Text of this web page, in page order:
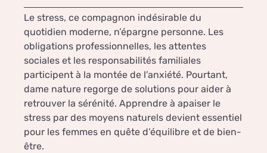
Le stress, ce compagnon indésirable du
quotidien moderne, n’épargne personne. Les
obligations professionnelles, les attentes
sociales et les responsabilités familiales
participent à la montée de l’anxiété. Pourtant,
dame nature regorge de solutions pour aider à
retrouver la sérénité. Apprendre à apaiser le
stress par des moyens naturels devient essentiel
pour les femmes en quête d’équilibre et de bien-
être.